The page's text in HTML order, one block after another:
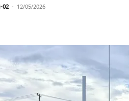
02 - 12/05/2026